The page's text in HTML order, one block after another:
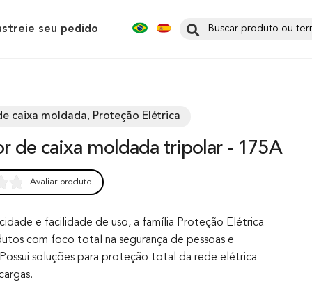
seu pedido
caixa moldada, Proteção Elétrica
de caixa moldada tripolar - 175A
Avaliar produto
e facilidade de uso, a família Proteção Elétrica
com foco total na segurança de pessoas e
soluções para proteção total da rede elétrica